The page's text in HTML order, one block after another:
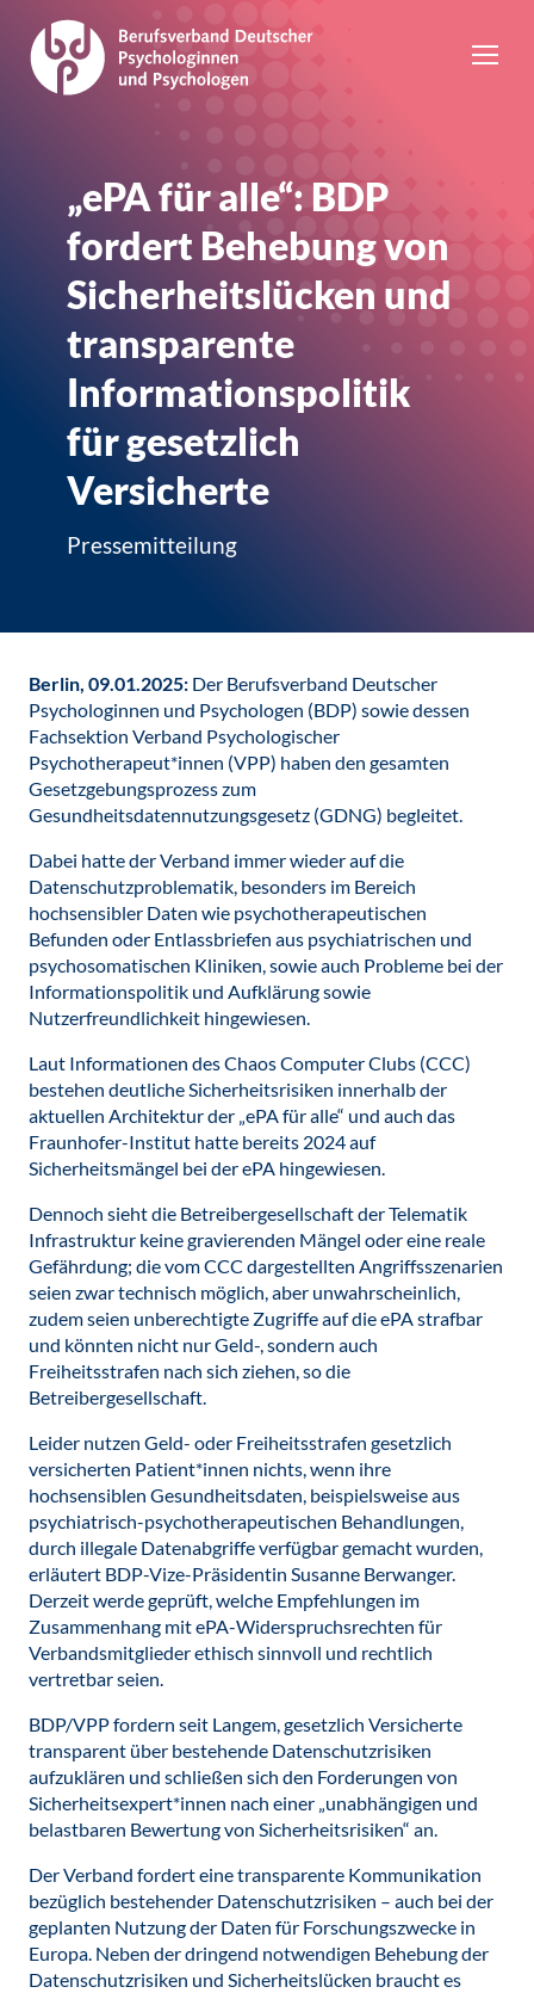
„ePA für alle“: BDP
fordert Behebung von
Sicherheitslücken und
transparente
Informationspolitik
für gesetzlich
Versicherte
Pressemitteilung
Berlin, 09.01.2025: Der Berufsverband Deutscher
Psychologinnen und Psychologen (BDP) sowie dessen
Fachsektion Verband Psychologischer
Psychotherapeut*innen (VPP) haben den gesamten
Gesetzgebungsprozess zum
Gesundheitsdatennutzungsgesetz (GDNG) begleitet.
Dabei hatte der Verband immer wieder auf die
Datenschutzproblematik, besonders im Bereich
hochsensibler Daten wie psychotherapeutischen
Befunden oder Entlassbriefen aus psychiatrischen und
psychosomatischen Kliniken, sowie auch Probleme bei der
Informationspolitik und Aufklärung sowie
Nutzerfreundlichkeit hingewiesen.
Laut Informationen des Chaos Computer Clubs (CCC)
bestehen deutliche Sicherheitsrisiken innerhalb der
aktuellen Architektur der „ePA für alle“ und auch das
Fraunhofer-Institut hatte bereits 2024 auf
Sicherheitsmängel bei der ePA hingewiesen.
Dennoch sieht die Betreibergesellschaft der Telematik
Infrastruktur keine gravierenden Mängel oder eine reale
Gefährdung; die vom CCC dargestellten Angriffsszenarien
seien zwar technisch möglich, aber unwahrscheinlich,
zudem seien unberechtigte Zugriffe auf die ePA strafbar
und könnten nicht nur Geld-, sondern auch
Freiheitsstrafen nach sich ziehen, so die
Betreibergesellschaft.
Leider nutzen Geld- oder Freiheitsstrafen gesetzlich
versicherten Patient*innen nichts, wenn ihre
hochsensiblen Gesundheitsdaten, beispielsweise aus
psychiatrisch-psychotherapeutischen Behandlungen,
durch illegale Datenabgriffe verfügbar gemacht wurden,
erläutert BDP-Vize-Präsidentin Susanne Berwanger.
Derzeit werde geprüft, welche Empfehlungen im
Zusammenhang mit ePA-Widerspruchsrechten für
Verbandsmitglieder ethisch sinnvoll und rechtlich
vertretbar seien.
BDP/VPP fordern seit Langem, gesetzlich Versicherte
transparent über bestehende Datenschutzrisiken
aufzuklären und schließen sich den Forderungen von
Sicherheitsexpert*innen nach einer „unabhängigen und
belastbaren Bewertung von Sicherheitsrisiken“ an.
Der Verband fordert eine transparente Kommunikation
bezüglich bestehender Datenschutzrisiken – auch bei der
geplanten Nutzung der Daten für Forschungszwecke in
Europa. Neben der dringend notwendigen Behebung der
Datenschutzrisiken und Sicherheitslücken braucht es